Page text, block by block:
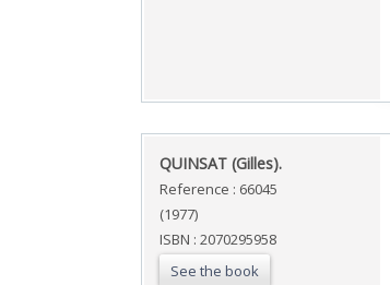
‎QUINSAT (Gilles).‎
Reference : 66045
(1977)
ISBN : 2070295958
See the book